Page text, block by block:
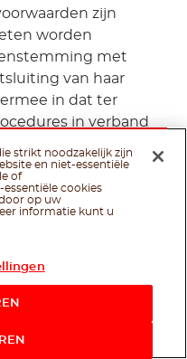
zijn
worden
met
van haar
in dat ter
in verband
de rechtbank in
kunnen
besproken of
verwezen, niet
Twitter
Email
strikt noodzakelijk zijn
en niet-essentiële
of
cookies
op uw
informatie kunt u